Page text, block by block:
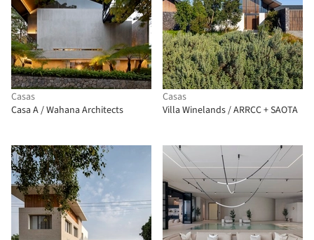
Casas
Casa A / Wahana Architects
Casas
Villa Winelands / ARRCC + SAOTA